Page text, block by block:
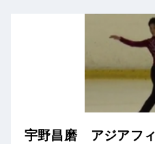
宇野昌磨 アジアフ